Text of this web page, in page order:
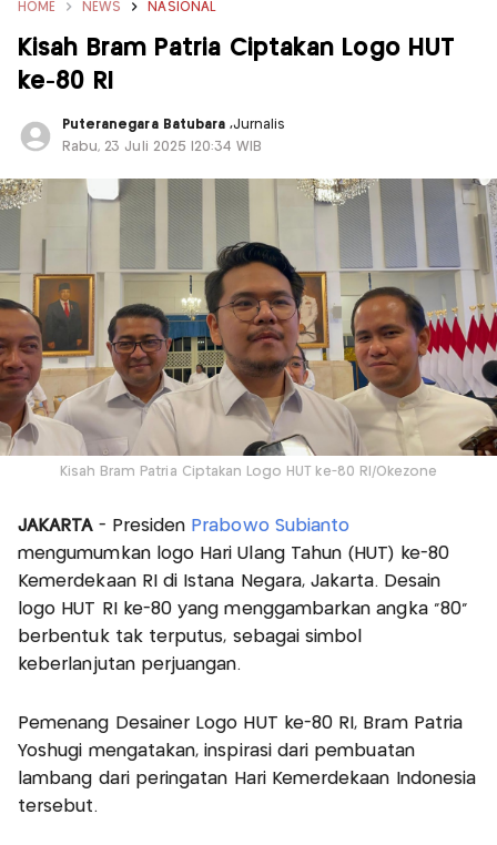
HOME NEWS NASIONAL
Kisah Bram Patria Ciptakan Logo HUT
ke-80 RI
Puteranegara Batubara,Jurnalis
Rabu, 23 Juli 2025 |20:34 WIB
Kisah Bram Patria Ciptakan Logo HUT ke-80 RI/Okezone
JAKARTA - Presiden Prabowo Subianto
mengumumkan logo Hari Ulang Tahun (HUT) ke-80
Kemerdekaan RI di Istana Negara, Jakarta. Desain
logo HUT RI ke-80 yang menggambarkan angka “80”
berbentuk tak terputus, sebagai simbol
keberlanjutan perjuangan.
Pemenang Desainer Logo HUT ke-80 RI, Bram Patria
Yoshugi mengatakan, inspirasi dari pembuatan
lambang dari peringatan Hari Kemerdekaan Indonesia
tersebut.